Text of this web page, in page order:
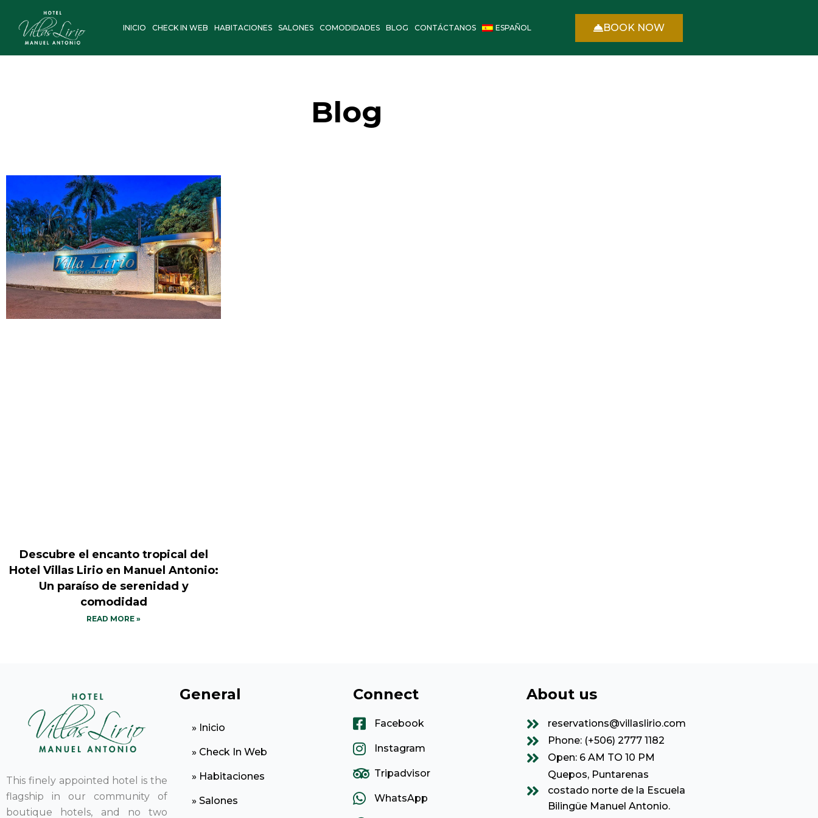
contenido
INICIO CHECK IN WEB HABITACIONES SALONES COMODIDADES BLOG CONTÁCTANOS ESPAÑOL BOOK NOW
Blog
Descubre el encanto tropical del
Hotel Villas Lirio en Manuel Antonio:
Un paraíso de serenidad y
comodidad
READ MORE »
This finely appointed hotel is the
flagship in our community of
boutique hotels, and no two
General
» Inicio
» Check In Web
» Habitaciones
» Salones
Connect
Facebook
Instagram
Tripadvisor
WhatsApp
About us
reservations@villaslirio.com
Phone: (+506) 2777 1182
Open: 6 AM TO 10 PM
Quepos, Puntarenas
costado norte de la Escuela
Bilingüe Manuel Antonio.